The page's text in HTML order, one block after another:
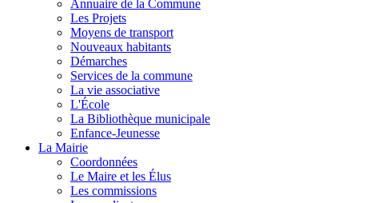
Annuaire de la Commune
Les Projets
Moyens de transport
Nouveaux habitants
Démarches
Services de la commune
La vie associative
L'École
La Bibliothèque municipale
Enfance-Jeunesse
La Mairie
Coordonnées
Le Maire et les Élus
Les commissions